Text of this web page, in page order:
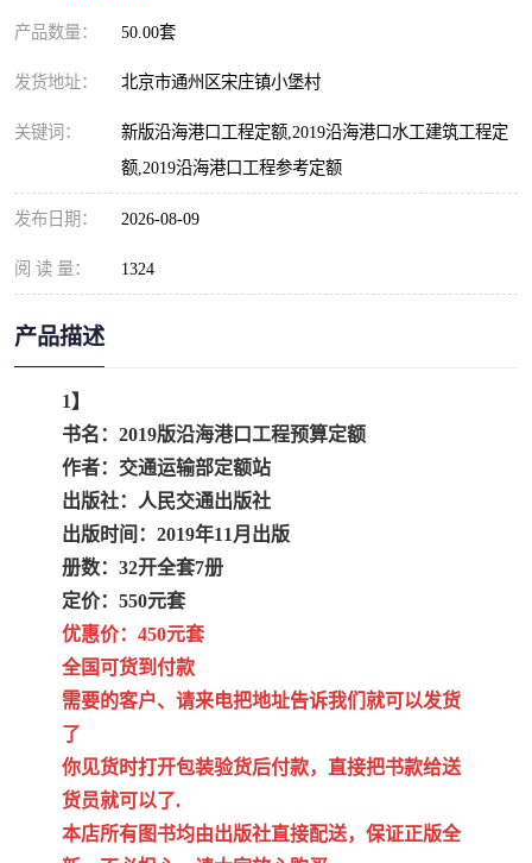
产品数量： 50.00套
发货地址： 北京市通州区宋庄镇小堡村
关键词：
新版沿海港口工程定额,2019沿海港口水工建筑工程定
额,2019沿海港口工程参考定额
发布日期： 2026-08-09
阅 读 量： 1324
产品描述
1】
书名：2019版沿海港口工程预算定额
作者：交通运输部定额站
出版社：人民交通出版社
出版时间：2019年11月出版
册数：32开全套7册
定价：550元套
优惠价：450元套
全国可货到付款
需要的客户、请来电把地址告诉我们就可以发货
了
你见货时打开包装验货后付款，直接把书款给送
货员就可以了.
本店所有图书均由出版社直接配送，保证正版全